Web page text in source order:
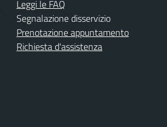
Leggi le FAQ
Segnalazione disservizio
Prenotazione appuntamento
Richiesta d'assistenza